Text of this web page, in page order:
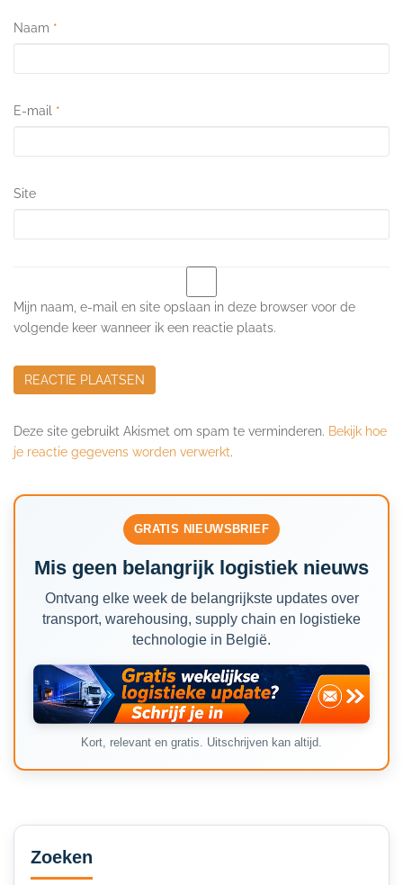
Naam *
E-mail *
Site
Mijn naam, e-mail en site opslaan in deze browser voor de
volgende keer wanneer ik een reactie plaats.
Deze site gebruikt Akismet om spam te verminderen. Bekijk hoe
je reactie gegevens worden verwerkt.
GRATIS NIEUWSBRIEF
Mis geen belangrijk logistiek nieuws
Ontvang elke week de belangrijkste updates over
transport, warehousing, supply chain en logistieke
technologie in België.
Kort, relevant en gratis. Uitschrijven kan altijd.
Secondary
Sidebar
Zoeken